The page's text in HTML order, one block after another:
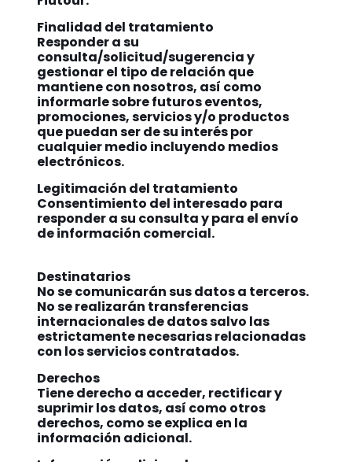
Finalidad del tratamiento
Responder a su
consulta/solicitud/sugerencia y
gestionar el tipo de relación que
mantiene con nosotros, así como
informarle sobre futuros eventos,
promociones, servicios y/o productos
que puedan ser de su interés por
cualquier medio incluyendo medios
electrónicos.
Legitimación del tratamiento
Consentimiento del interesado para
responder a su consulta y para el envío
de información comercial.
Destinatarios
No se comunicarán sus datos a terceros.
No se realizarán transferencias
internacionales de datos salvo las
estrictamente necesarias relacionadas
con los servicios contratados.
Derechos
Tiene derecho a acceder, rectificar y
suprimir los datos, así como otros
derechos, como se explica en la
información adicional.